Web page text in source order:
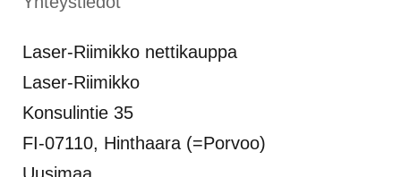
Laser-Riimikko nettikauppa
Laser-Riimikko
Konsulintie 35
FI-07110, Hinthaara (=Porvoo)